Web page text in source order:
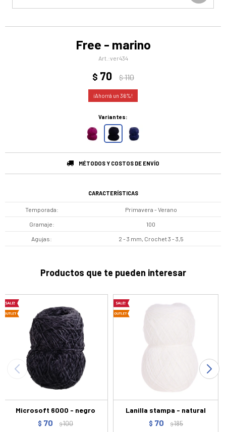
Free - marino
ver434
$ 70 $110
36
Variantes:
MÉTODOS Y COSTOS DE ENVÍO
CARACTERÍSTICAS
Temporada Primavera - Verano
Gramaje 100
Agujas 2 - 3 mm, Crochet 3 - 3,5
Productos que te pueden interesar
Microsoft 6000 - negro
$ 70 $100
Lanilla stampa - natural
$ 70 $185